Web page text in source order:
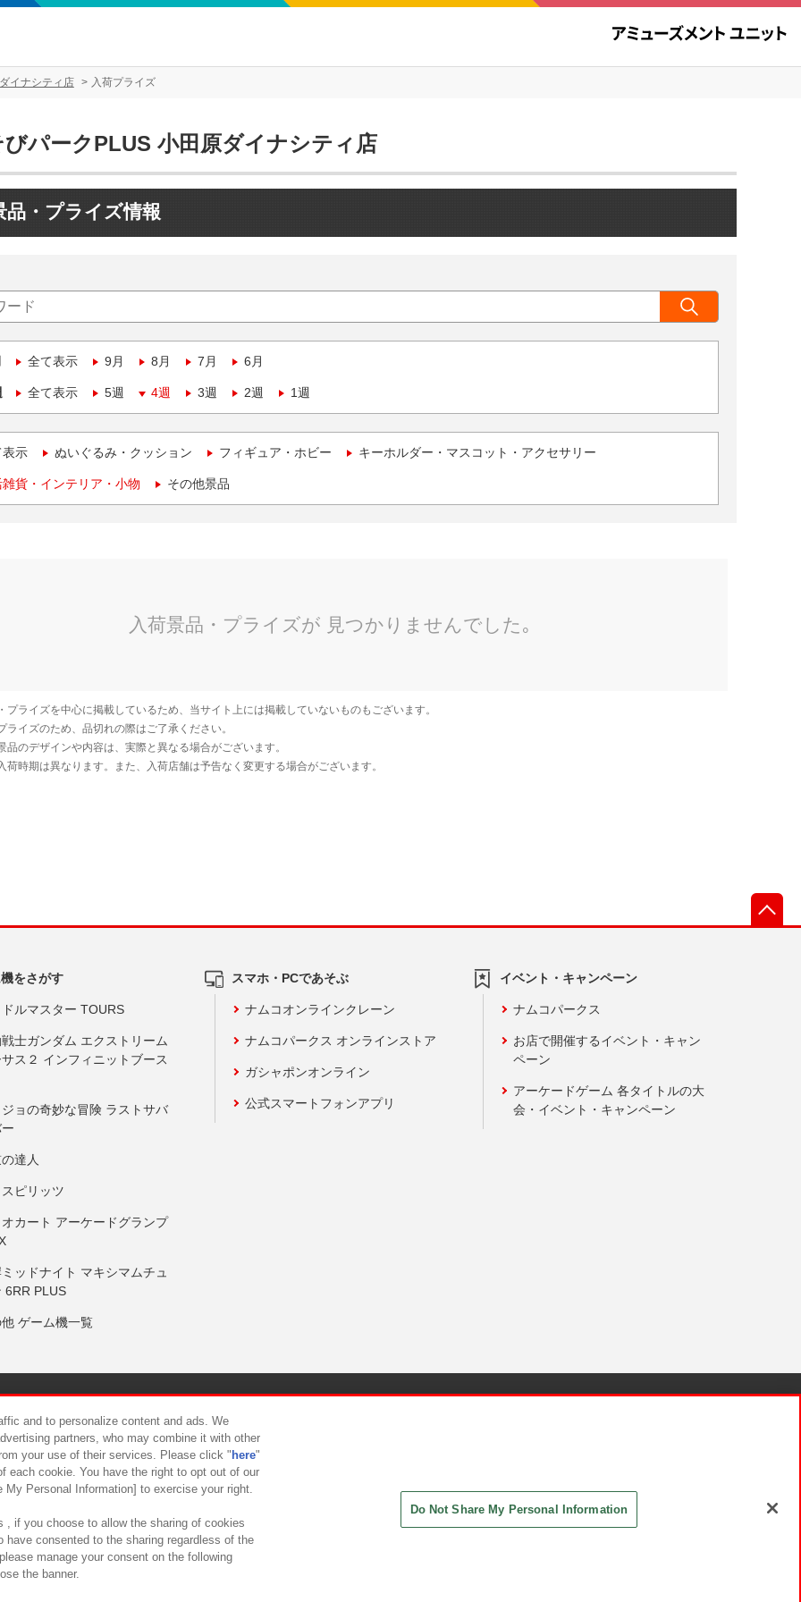
イナシティ店 入荷プライズ
パークPLUS 小田原ダイナシティ店
品・プライズ情報
全て表示 9月 8月 7月 6月
全て表示 5週 4週 3週 2週 1週
表示 ぬいぐるみ・クッション フィギュア・ホビー キーホルダー・マスコット・アクセサリー
貨・インテリア・小物 その他景品
をさがす
ルマスター TOURS
士ガンダム エクストリーム
ス２ インフィニットブース
ョの奇妙な冒険 ラストサバ
達人
ピリッツ
カート アーケードグランプ
ッドナイト マキシマムチュ
6RR PLUS
ゲーム機一覧
スマホ・PCであそぶ
ナムコオンラインクレーン
ナムコパークス オンラインストア
ガシャポンオンライン
公式スマートフォンアプリ
イベント・キャンペーン
ナムコパークス
お店で開催するイベント・キャン
ペーン
アーケードゲーム 各タイトルの大
会・イベント・キャンペーン
について カスタマーハラスメント対応方針
and to personalize content and ads. We
partners, who may combine it with other
your use of their services. Please click " here"
each cookie. You have the right to opt out of our
Personal Information] to exercise your right.
, if you choose to allow the sharing of cookies
have consented to the sharing regardless of the
manage your consent on the following
the banner.
Do Not Share My Personal Information